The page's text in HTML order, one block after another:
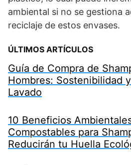
ambiental si no se gestiona
reciclaje de estos envases.
ÚLTIMOS ARTÍCULOS
Guía de Compra de
Hombres: Sostenibilidad
Lavado
10 Beneficios
Compostables para
Reducirán tu Huella